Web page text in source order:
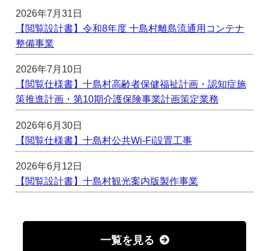
2026年7月31日
【閲覧設計書】令和8年度 十島村離島流通用コンテナ
整備事業
2026年7月10日
【閲覧仕様書】十島村高齢者保健福祉計画・認知症施
策推進計画・第10期介護保険事業計画策定業務
2026年6月30日
【閲覧仕様書】十島村公共Wi-Fi設置工事
2026年6月12日
【閲覧設計書】十島村観光案内版製作事業
一覧を見る